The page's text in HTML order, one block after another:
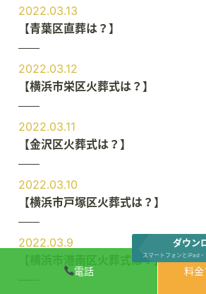
電話 料
ダウン
スマートフォンとiPad・
2022.03.13
【青葉区直葬は？】
2022.03.12
【横浜市栄区火葬式は？】
2022.03.11
【金沢区火葬式は？】
2022.03.10
【横浜市戸塚区火葬式は？】
2022.03.9
【横浜市港南区火葬式は？】